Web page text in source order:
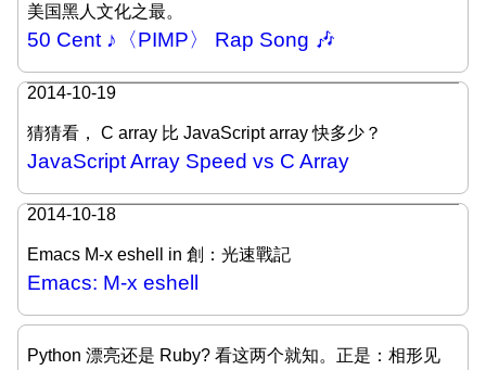
美国黑人文化之最。
50 Cent ♪〈PIMP〉 Rap Song 🎶
2014-10-19
猜猜看， C array 比 JavaScript array 快多少？
JavaScript Array Speed vs C Array
2014-10-18
Emacs M-x eshell in 創：光速戰記
Emacs: M-x eshell
Python 漂亮还是 Ruby? 看这两个就知。正是：相形见